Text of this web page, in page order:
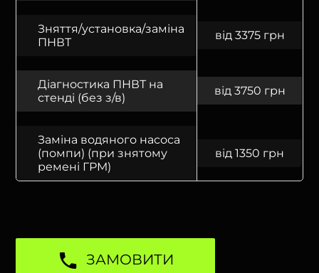
Зняття/установка/заміна
ПНВТ
від 3375 грн
Діагностика ПНВТ на
стенді (без з/в)
від 3750 грн
Заміна водяного насоса
(помпи) (при знятому
ремені ГРМ)
від 1350 грн
ЗАМОВИТИ